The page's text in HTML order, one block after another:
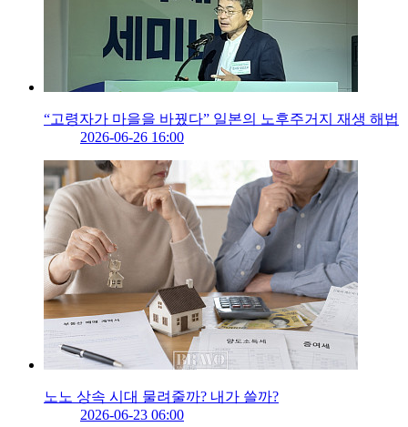
“고령자가 마을을 바꿨다” 일본의 노후주거지 재생 해법
2026-06-26 16:00
노노 상속 시대 물려줄까? 내가 쓸까?
2026-06-23 06:00